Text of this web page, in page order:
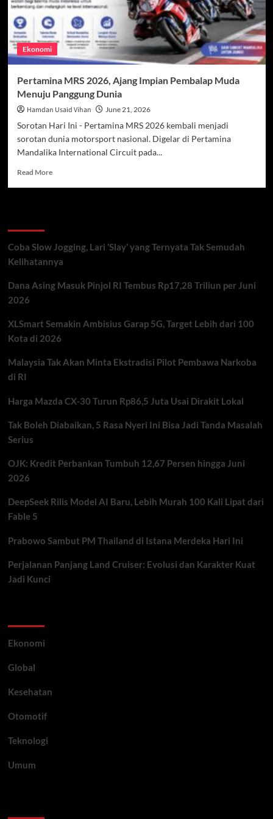
Ekonomi
Pertamina MRS 2026, Ajang Impian Pembalap Muda
Menuju Panggung Dunia
Hamdan Usaid Vihan June 21, 2026
Sorotan Hari Ini - Pertamina MRS 2026 kembali menjadi
sorotan dunia motorsport nasional. Digelar di Pertamina
Mandalika International Circuit pada...
Read MoreRead
Impian
Pembalap
Menuju
Coba Slow Jogging, Lari ‘Slay’ yang Ternyata Tak Semudah
Kelihatannya
Dana Asing Masuk Pinjol RI Tembus Rp17,28 Triliun per Juni
2026
XLSmart Semakin Ambisius Garap 5G, Target Lebih dari 100
Kota di 2026
Malaysia Tak Akan Minta Ekstradisi Pilot Pembawa Narkoba
di RI
Harga Mazda CX-30 Turun Rp86,5 Juta Usai Dirakit Lokal
Tak Boleh Diabaikan, 5 Rasa Nyeri Ini Bisa Jadi Tanda Masalah
Serius
OJK: Kredit Perbankan Tumbuh 12,67 Persen hingga Juni
2026
DeepSeek Rilis Model AI Baru, Lebih Murah 100 Kali Lipat dari
Fable 5
Prabowo Sambut PM Thailand di Istana Merdeka Hari Ini
Perjalanan Panjang Land Cruiser: Evolusi dan Karakter Kuat
Jadi Kunci
Ekonomi
Global
Kesehatan
Otomotif
Teknologi
Umum